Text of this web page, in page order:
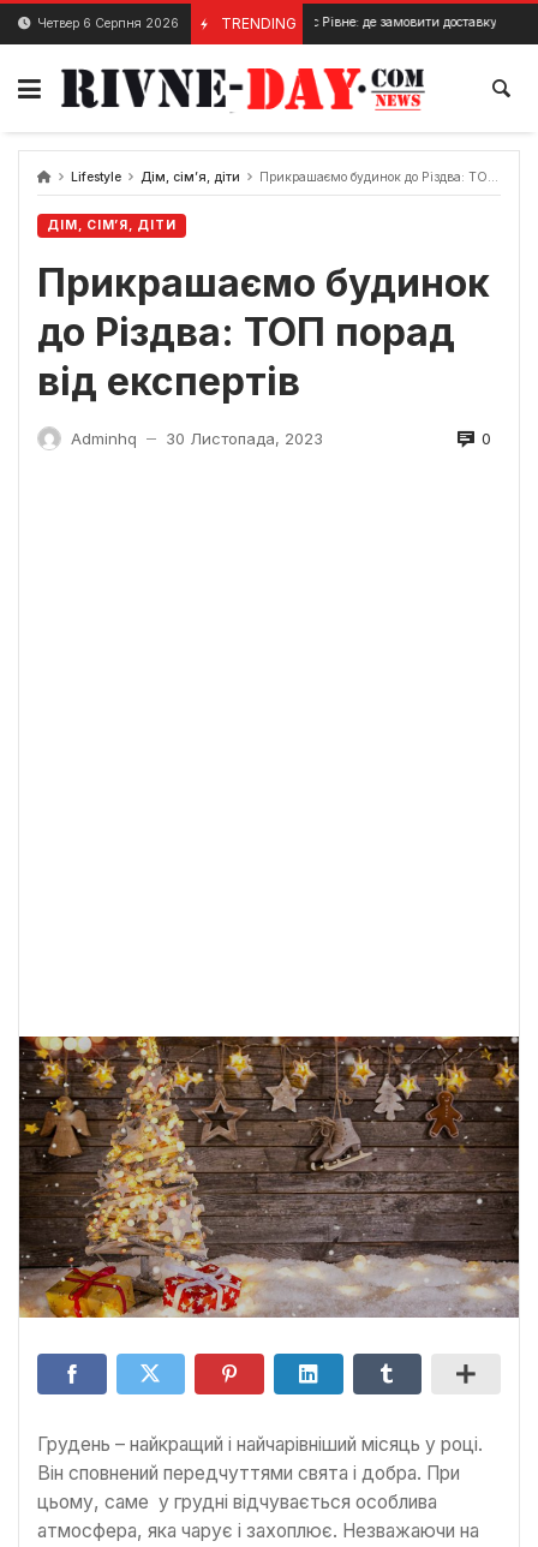
Skip
content
Четвер 6 Серпня 2026 TRENDING
29 Травня, 2024 Їжа на виніс Рівне: де замовити доставку їжі в Рівному?
Lifestyle Дім, сім’я, діти Прикрашаємо будинок до Різдва: ТОП порад від експертів
ДІМ, СІМ’Я, ДІТИ
Прикрашаємо будинок
до Різдва: ТОП порад
від експертів
Adminhq — 30 Листопада, 2023 0
Грудень – найкращий і найчарівніший місяць у році.
Він сповнений передчуттями свята і добра. При
цьому, саме у грудні відчувається особлива
атмосфера, яка чарує і захоплює. Незважаючи на